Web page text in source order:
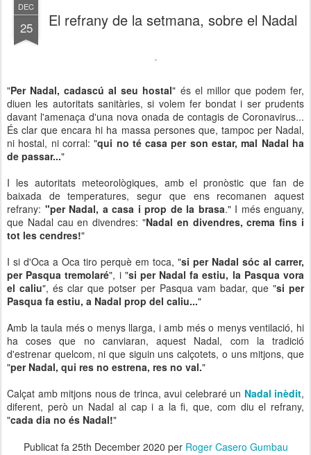
DEC
25 El refrany de la setmana, sobre el Nadal
"Per Nadal, cadascú al seu hostal" és el millor que podem fer,
diuen les autoritats sanitàries, si volem fer bondat i ser prudents
davant l'amenaça d'una nova onada de contagis de Coronavirus...
És clar que encara hi ha massa persones que, tampoc per Nadal,
ni hostal, ni corral: "qui no té casa per son estar, mal Nadal ha
de passar..."
I les autoritats meteorològiques, amb el pronòstic que fan de
baixada de temperatures, segur que ens recomanen aquest
refrany: "per Nadal, a casa i prop de la brasa." I més enguany,
que Nadal cau en divendres: "Nadal en divendres, crema fins i
tot les cendres!"
I si d'Oca a Oca tiro perquè em toca, "si per Nadal sóc al carrer,
per Pasqua tremolaré", i "si per Nadal fa estiu, la Pasqua vora
el caliu", és clar que potser per Pasqua vam badar, que "si per
Pasqua fa estiu, a Nadal prop del caliu..."
Amb la taula més o menys llarga, i amb més o menys ventilació, hi
ha coses que no canviaran, aquest Nadal, com la tradició
d'estrenar quelcom, ni que siguin uns calçotets, o uns mitjons, que
"per Nadal, qui res no estrena, res no val."
Calçat amb mitjons nous de trinca, avui celebraré un Nadal inèdit,
diferent, però un Nadal al cap i a la fi, que, com diu el refrany,
"cada dia no és Nadal!"
Publicat fa 25th December 2020 per Roger Casero Gumbau